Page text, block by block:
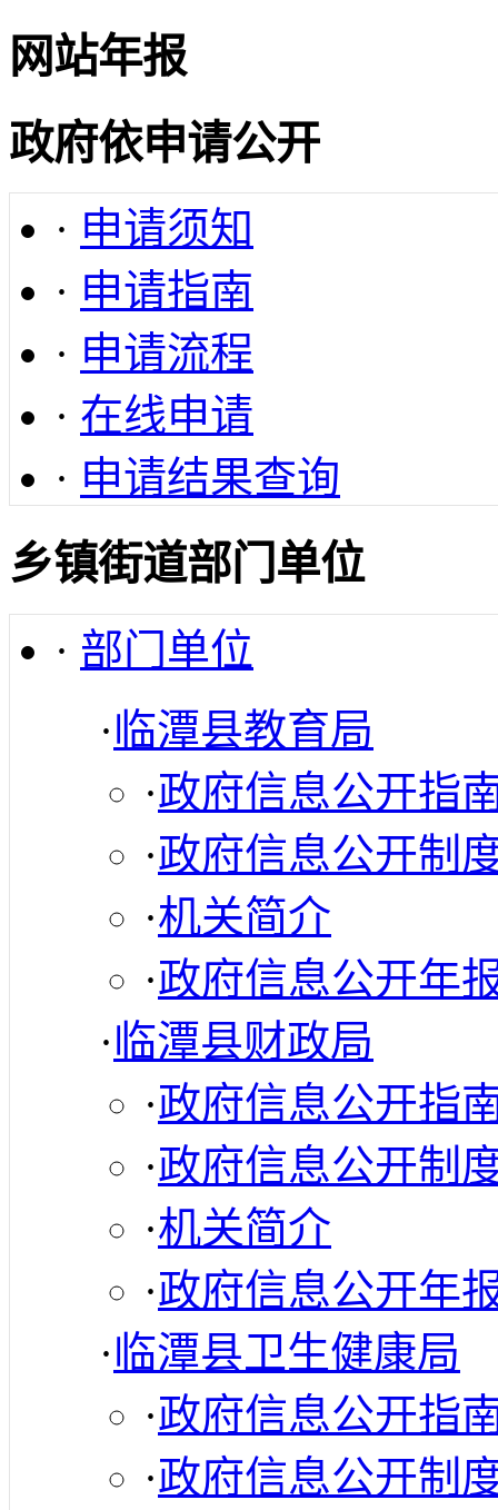
网站年报
政府依申请公开
· 申请须知
· 申请指南
· 申请流程
· 在线申请
· 申请结果查询
乡镇街道部门单位
· 部门单位
·临潭县教育局
·政府信息公开指
·政府信息公开制
·机关简介
·政府信息公开年
·临潭县财政局
·政府信息公开指
·政府信息公开制
·机关简介
·政府信息公开年
·临潭县卫生健康局
·政府信息公开指
·政府信息公开制